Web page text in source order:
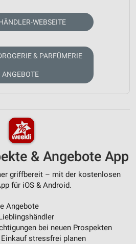
WEBSEITE
& PARFÜMERIE
ANGEBOTE
& Angebote App
griffbereit – mit der kostenlosen
für iOS & Android.
Angebote
bei neuen Prospekten
stressfrei planen